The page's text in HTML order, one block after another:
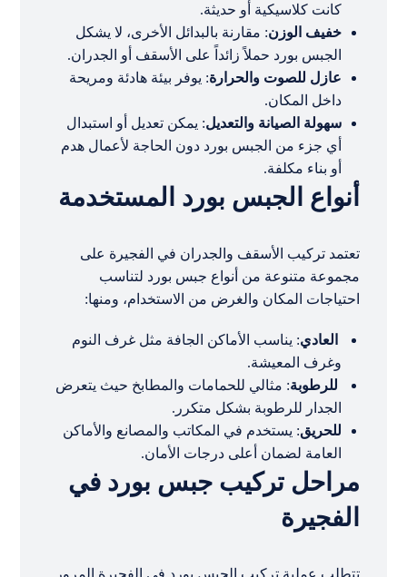
كانت كلاسيكية أو حديثة.
خفيف الوزن: مقارنة بالبدائل الأخرى، لا يشكل
الجبس بورد حملاً زائداً على الأسقف أو الجدران.
عازل للصوت والحرارة: يوفر بيئة هادئة ومريحة
داخل المكان.
سهولة الصيانة والتعديل: يمكن تعديل أو استبدال
أي جزء من الجبس بورد دون الحاجة لأعمال هدم
أو بناء مكلفة.
أنواع الجبس بورد المستخدمة
تعتمد تركيب الأسقف والجدران في الفجيرة على
مجموعة متنوعة من أنواع جبس بورد لتناسب
احتياجات المكان والغرض من الاستخدام، ومنها:
العادي: يناسب الأماكن الجافة مثل غرف النوم
وغرف المعيشة.
للرطوبة: مثالي للحمامات والمطابخ حيث يتعرض
الجدار للرطوبة بشكل متكرر.
للحريق: يستخدم في المكاتب والمصانع والأماكن
العامة لضمان أعلى درجات الأمان.
مراحل تركيب جبس بورد في
الفجيرة
تتطلب عملية تركيب الجبس بورد في الفجيرة المرور